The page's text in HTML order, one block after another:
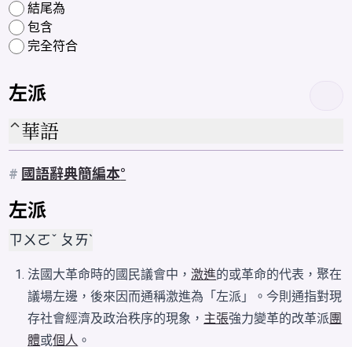
結尾為
包含
完全符合
左派
華語
# 國語辭典簡編本
左派
ㄗㄨㄛˇ ㄆㄞˋ
法國大革命時的國民議會中，激進的或革命的代表，聚在
議場左邊，後來因而通稱激進為​​​「​​​左派」。今則通指對現
存社會經濟及政治秩序的現象， 主張強力變革的改革派團
體或個人 。